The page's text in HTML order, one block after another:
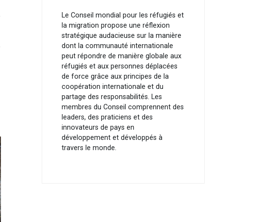
Le Conseil mondial pour les réfugiés et
la migration propose une réflexion
stratégique audacieuse sur la manière
dont la communauté internationale
peut répondre de manière globale aux
réfugiés et aux personnes déplacées
de force grâce aux principes de la
coopération internationale et du
partage des responsabilités. Les
membres du Conseil comprennent des
leaders, des praticiens et des
innovateurs de pays en
développement et développés à
travers le monde.